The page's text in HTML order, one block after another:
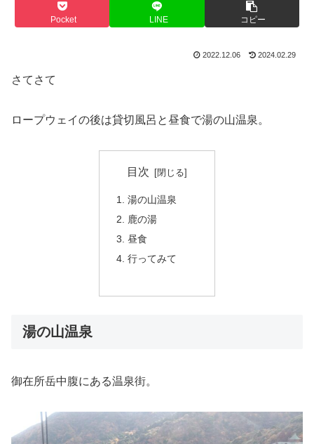
Pocket LINE コピー
2022.12.06 2024.02.29
さてさて
ロープウェイの後は貸切風呂と昼食で湯の山温泉。
目次
湯の山温泉
鹿の湯
昼食
行ってみて
湯の山温泉
御在所岳中腹にある温泉街。